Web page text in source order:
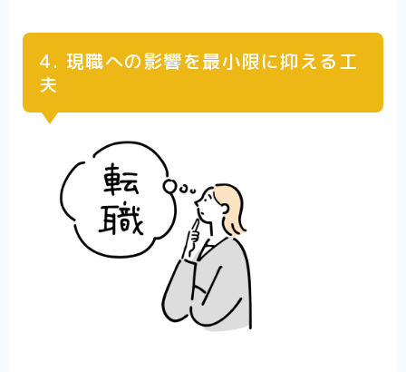
4. 現職への影響を最小限に抑える工
夫